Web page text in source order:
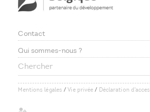
Footer
menu
Contact
Qui sommes-nous ?
Chercher
Mentions légales / Vie privée / Déclaration